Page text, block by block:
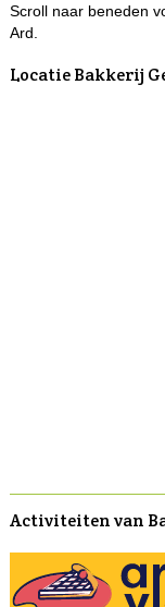
Scroll naar beneden
Ard.
Locatie Bakkerij
Activiteiten van